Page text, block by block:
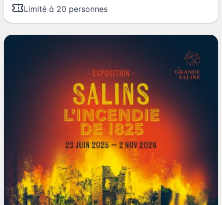
Limité à 20 personnes